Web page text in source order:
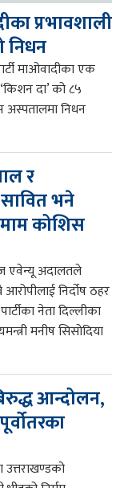
प्रभावशाली
निधन
माओवादीका एक
दा’ को ८५
अस्पतालमा निधन
र
सावित भने
कोशिस
एवेन्यू अदालतले
निर्दोष ठहर
नेता दिल्लीका
मनीष सिसोदिया
आन्दोलन,